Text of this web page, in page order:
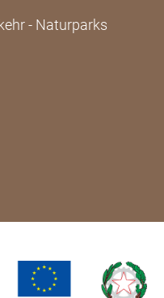
- Naturparks
Emilia-Romagna
Cammini Emilia-
Cammini Emilia-
von Cammini